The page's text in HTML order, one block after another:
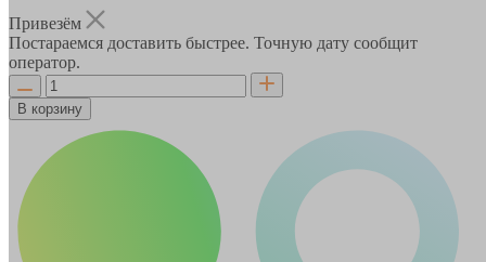
Привезём
Постараемся доставить быстрее. Точную дату сообщит
оператор.
В корзину